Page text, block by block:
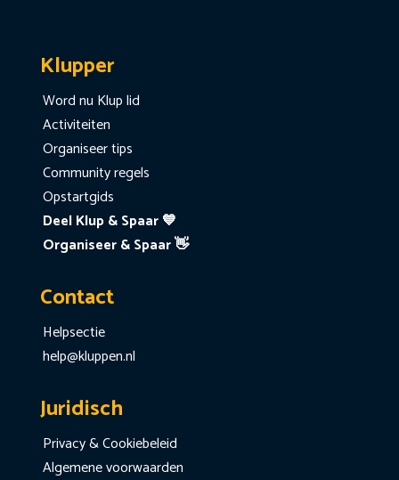
Klupper
Word nu Klup lid
Activiteiten
Organiseer tips
Community regels
Opstartgids
Deel Klup & Spaar 💙
Organiseer & Spaar 👋
Contact
Helpsectie
help@kluppen.nl
Juridisch
Privacy & Cookiebeleid
Algemene voorwaarden